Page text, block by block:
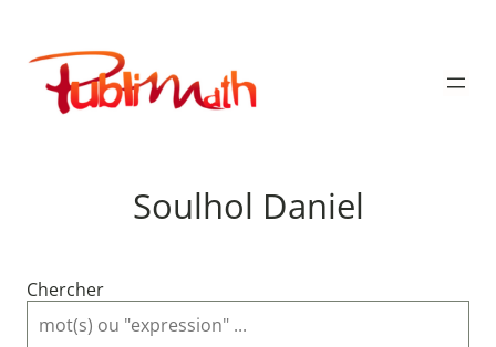
contenu
Publimath
Soulhol Daniel
Chercher